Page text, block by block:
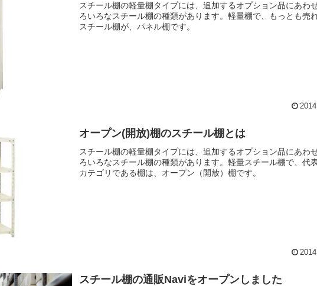
スチール棚の軽量棚タイプには、追加するオプション品にあわ
ろいろなスチール棚の種類があります。軽量棚で、もっとも売
スチール棚が、パネル棚です。
オープン(開放)棚のスチール棚とは
スチール棚の軽量棚タイプには、追加するオプション品にあわ
ろいろなスチール棚の種類があります。軽量スチール棚で、代
カテゴリである棚は、オープン（開放）棚です。
スチール棚の通販Naviをオープンしました